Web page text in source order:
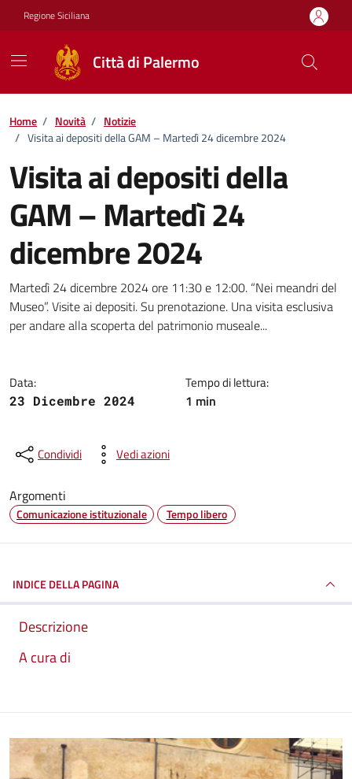
Vai ai contenuti
Vai al footer
Regione Siciliana
Città di Palermo
Home / Novità / Notizie
/ Visita ai depositi della GAM – Martedì 24 dicembre 2024
Visita ai depositi della
GAM – Martedì 24
dicembre 2024
Dettagli della notizia
Martedì 24 dicembre 2024 ore 11:30 e 12:00. “Nei meandri del
Museo”. Visite ai depositi. Su prenotazione. Una visita esclusiva
per andare alla scoperta del patrimonio museale...
Data:
23 Dicembre 2024
Tempo di lettura:
1 min
Condividi Vedi azioni
Argomenti
Comunicazione istituzionale Tempo libero
INDICE DELLA PAGINA
Descrizione
A cura di